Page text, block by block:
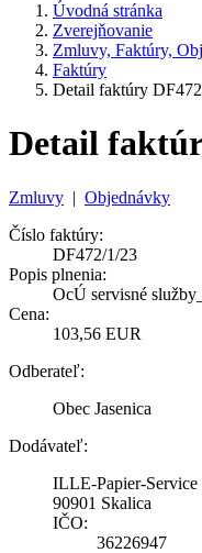
Úvodná stránka
Zverejňovanie
Zmluvy, Faktúry,
Faktúry
Detail faktúry
Detail
Zmluvy | Objednávky
Číslo faktúry:
DF472/1/23
Popis plnenia:
OcÚ servisné
Cena:
103,56 EUR
Odberateľ:
Obec Jasenica
Dodávateľ:
ILLE-Papier-Service
90901 Skalica
IČO:
36226947